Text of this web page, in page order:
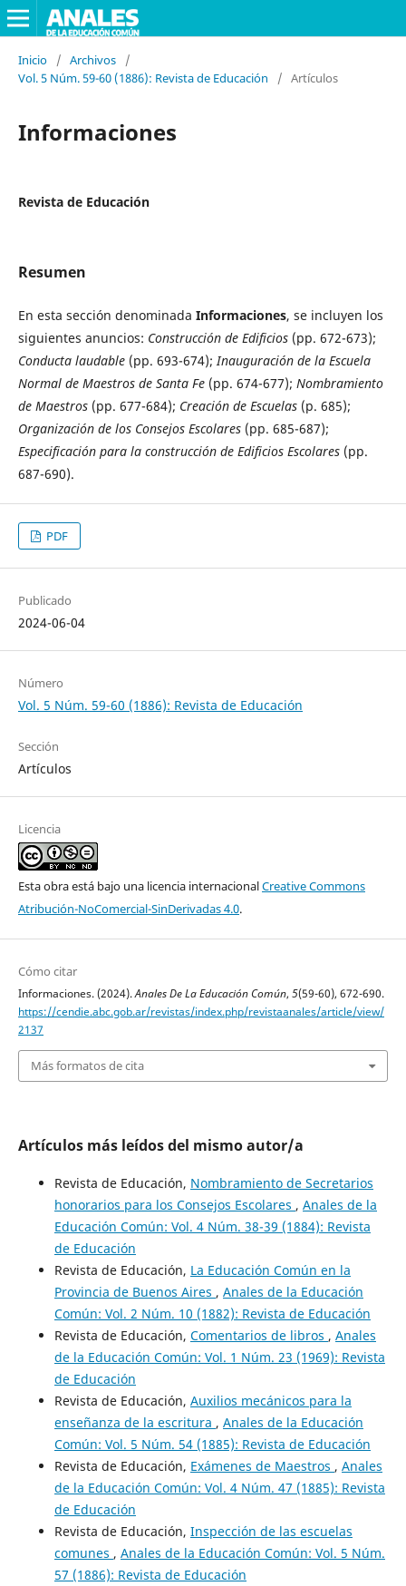
Inicio / Archivos
/
Vol. 5 Núm. 59-60 (1886): Revista de Educación
/ Artículos
Informaciones
Revista de Educación
Resumen
En esta sección denominada Informaciones, se incluyen los
siguientes anuncios: Construcción de Edificios (pp. 672-673);
Conducta laudable (pp. 693-674);Inauguración de la Escuela
Normal de Maestros de Santa Fe (pp. 674-677); Nombramiento
de Maestros (pp. 677-684); Creación de Escuelas (p. 685);
Organización de los Consejos Escolares (pp. 685-687);
Especificación para la construcción de Edificios Escolares (pp.
687-690).
PDF
Publicado
2024-06-04
Número
Vol. 5 Núm. 59-60 (1886): Revista de Educación
Sección
Artículos
Licencia
Esta obra está bajo una licencia internacionalCreative Commons
Atribución-NoComercial-SinDerivadas 4.0.
Cómo citar
Informaciones. (2024).Anales De La Educación Común, 5(59-60), 672-690.
https://cendie.abc.gob.ar/revistas/index.php/revistaanales/article/view/
2137
Más formatos de cita
Artículos más leídos del mismo autor/a
Revista de Educación, Nombramiento de Secretarios
honorarios para los Consejos Escolares , Anales de la
Educación Común: Vol. 4 Núm. 38-39 (1884): Revista
de Educación
Revista de Educación, La Educación Común en la
Provincia de Buenos Aires , Anales de la Educación
Común: Vol. 2 Núm. 10 (1882): Revista de Educación
Revista de Educación, Comentarios de libros , Anales
de la Educación Común: Vol. 1 Núm. 23 (1969): Revista
de Educación
Revista de Educación, Auxilios mecánicos para la
enseñanza de la escritura , Anales de la Educación
Común: Vol. 5 Núm. 54 (1885): Revista de Educación
Revista de Educación, Exámenes de Maestros , Anales
de la Educación Común: Vol. 4 Núm. 47 (1885): Revista
de Educación
Revista de Educación, Inspección de las escuelas
comunes , Anales de la Educación Común: Vol. 5 Núm.
57 (1886): Revista de Educación